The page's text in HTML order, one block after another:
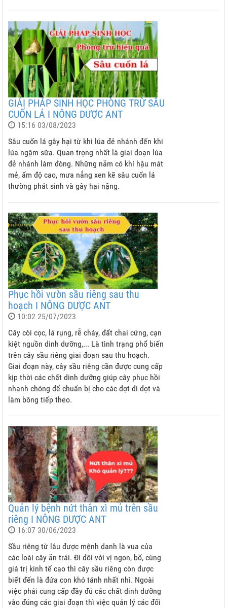
GIẢI PHÁP SINH HỌC PHÒNG TRỪ SÂU
CUỐN LÁ I NÔNG DƯỢC ANT
15:16 03/08/2023
Sâu cuốn lá gây hại từ khi lúa đẻ nhánh đến khi
lúa ngậm sữa. Quan trọng nhất là giai đoạn lúa
đẻ nhánh làm đòng. Những năm có khí hậu mát
mẻ, ẩm độ cao, mưa nắng xen kẽ sâu cuốn lá
thường phát sinh và gây hại nặng.
Phục hồi vườn sầu riêng sau thu
hoạch I NÔNG DƯỢC ANT
10:02 25/07/2023
Cây còi cọc, lá rụng, rễ cháy, đất chai cứng, cạn
kiệt nguồn dinh dưỡng,... Là tình trạng phổ biến
trên cây sầu riêng giai đoạn sau thu hoạch.
Giai đoạn này, cây sầu riêng cần được cung cấp
kịp thời các chất dinh dưỡng giúp cây phục hồi
nhanh chóng để chuẩn bị cho các đợt đi đọt và
làm bông tiếp theo.
Quản lý bệnh nứt thân xì mủ trên sầu
riêng I NÔNG DƯỢC ANT
16:07 30/06/2023
Sầu riêng từ lâu được mệnh danh là vua của
các loài cây ăn trái. Đi đôi với vị ngon, bổ, cùng
giá trị kinh tế cao thì cây sầu riêng còn được
biết đến là đứa con khó tánh nhất nhì. Ngoài
việc phải cung cấp đầy đủ các chất dinh dưỡng
vào đúng các giai đoạn thì việc quản lý các đối